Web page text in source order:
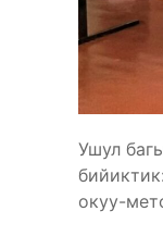
Ушул
окуу-